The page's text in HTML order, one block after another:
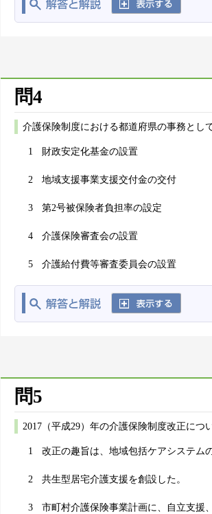
問4
介護保険制度における都道府県の事務とし
1 財政安定化基金の設置
2 地域支援事業支援交付金の交付
3 第2号被保険者負担率の設定
4 介護保険審査会の設置
5 介護給付費等審査委員会の設置
問5
2017（平成29）年の介護保険制度改正につ
1 改正の趣旨は、地域包括ケアシステム
2 共生型居宅介護支援を創設した。
3 市町村介護保険事業計画に、自立支援